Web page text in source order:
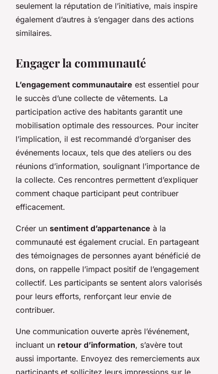
seulement la réputation de l’initiative, mais inspire
également d’autres à s’engager dans des actions
similaires.
Engager la communauté
L’engagement communautaire est essentiel pour
le succès d’une collecte de vêtements. La
participation active des habitants garantit une
mobilisation optimale des ressources. Pour inciter
l’implication, il est recommandé d’organiser des
événements locaux, tels que des ateliers ou des
réunions d’information, soulignant l’importance de
la collecte. Ces rencontres permettent d’expliquer
comment chaque participant peut contribuer
efficacement.
Créer un sentiment d’appartenance à la
communauté est également crucial. En partageant
des témoignages de personnes ayant bénéficié de
dons, on rappelle l’impact positif de l’engagement
collectif. Les participants se sentent alors valorisés
pour leurs efforts, renforçant leur envie de
contribuer.
Une communication ouverte après l’événement,
incluant un retour d’information, s’avère tout
aussi importante. Envoyez des remerciements aux
participants et sollicitez leurs impressions sur le